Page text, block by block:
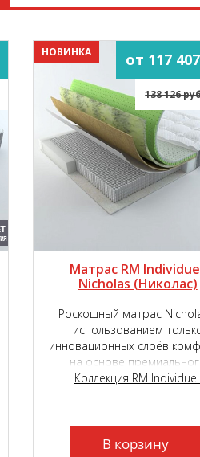
НОВИНКА от 117
138 126
Матрас RM
Nicholas (Николас)
Роскошный матрас
использованием
инновационных слоёв
на основе
пружинного блока
Коллекция RM
В корзину